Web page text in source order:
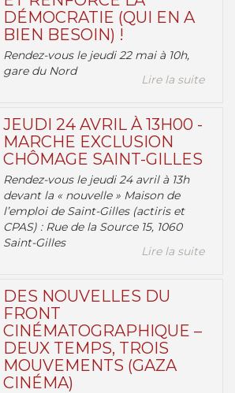
DÉMOCRATIE (QUI EN A
BIEN BESOIN) !
Rendez-vous le jeudi 22 mai à 10h,
gare du Nord
Lire la suite
JEUDI 24 AVRIL À 13H00 -
MARCHE EXCLUSION
CHÔMAGE SAINT-GILLES
Rendez-vous le jeudi 24 avril à 13h
devant la « nouvelle » Maison de
l’emploi de Saint-Gilles (actiris et
CPAS) : Rue de la Source 15, 1060
Saint-Gilles
Lire la suite
DES NOUVELLES DU
FRONT
CINÉMATOGRAPHIQUE –
DEUX TEMPS, TROIS
MOUVEMENTS (GAZA
CINÉMA)